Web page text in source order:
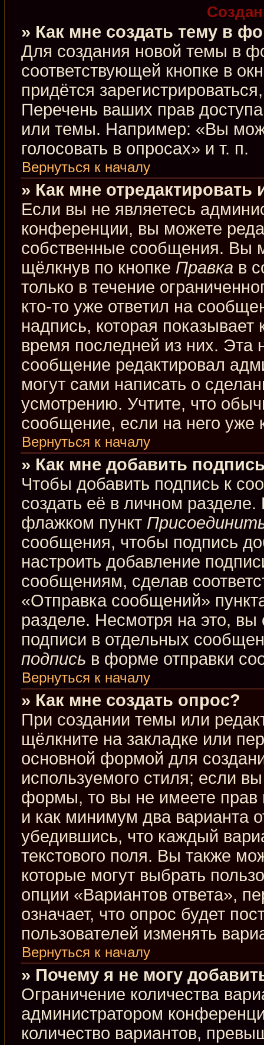
» Как мне создать тему в
Для создания новой темы в
соответствующей кнопке в
придётся
Перечень ваших прав
или темы. Например: «Вы
голосовать в опросах» и т. п.
Вернуться к началу
» Как мне
Если вы не являетесь
конференции, вы можете
собственные сообщения. Вы
щёлкнув по кнопке Правка в
только в течение
кто-то уже ответил на
надпись, которая показывает
время последней из них. Эта
сообщение редактировал
могут сами написать о
усмотрению. Учтите, что
сообщение, если на него уже
Вернуться к началу
» Как мне добавить
Чтобы добавить подпись к
создать её в личном
флажком пункт
сообщения, чтобы подпись
настроить добавление
сообщениям, сделав
«Отправка сообщений»
разделе. Несмотря на это,
подписи в отдельных
подпись в форме отправки
Вернуться к началу
» Как мне создать опрос?
При создании темы или
щёлкните на закладке или
основной формой для
используемого стиля; если
формы, то вы не имеете прав
и как минимум два варианта
убедившись, что каждый
текстового поля. Вы также
которые могут выбрать
опции «Вариантов ответа»,
означает, что опрос будет
пользователей изменять
Вернуться к началу
» Почему я не могу
Ограничение количества
администратором
количество вариантов,